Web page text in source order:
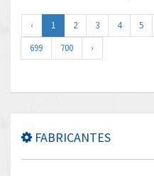
‹ 1 2 3 4 5
699
700 ›
FABRICANTES